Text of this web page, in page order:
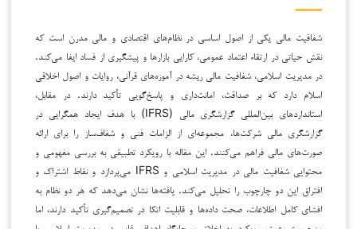
شفافیت مالی یکی از اصول اساسی در نظام‌های اقتصادی و مالی مدرن است که
نقش حیاتی در ارتقاء اعتماد عمومی، کارایی بازارها و پیشگیری از فساد ایفا می‌کند.
در مدیریت اسلامی، شفافیت مالی ریشه در آموزه‌های قرآنی، روایات و اصول اخلاقی
اسلام دارد که بر صداقت، امانت‌داری و پاسخ‌گویی تأکید دارند. در مقابل،
استانداردهای بین‌المللی گزارشگری مالی (IFRS) با هدف ایجاد همگرایی در
گزارشگری مالی شرکت‌ها، مجموعه‌ای از الزامات فنی و شفاف‌ساز را برای ارائه
صورت‌های مالی فراهم می‌کنند. این مقاله با رویکرد تطبیقی به بررسی مفهومی و
محتوایی شفافیت مالی در مدیریت اسلامی و IFRS می‌پردازد و نقاط اشتراک و
افتراق این دو چارچوب را تحلیل می‌کند. یافته‌ها نشان می‌دهد که هر دو نظام به
افشای کامل اطلاعات، صحت داده‌ها و قابلیت اتکا در تصمیم‌گیری تأکید دارند، اما